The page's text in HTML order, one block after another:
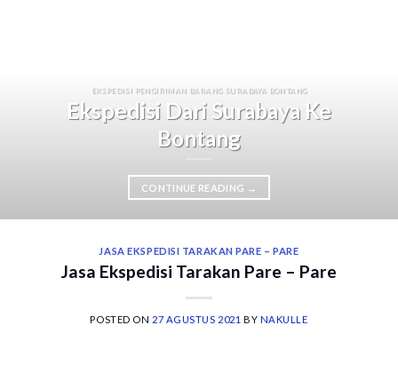
EKSPEDISI PENGIRIMAN BARANG SURABAYA BONTANG
Ekspedisi Dari Surabaya Ke
Bontang
CONTINUE READING →
JASA EKSPEDISI TARAKAN PARE – PARE
Jasa Ekspedisi Tarakan Pare – Pare
POSTED ON 27 AGUSTUS 2021 BY NAKULLE